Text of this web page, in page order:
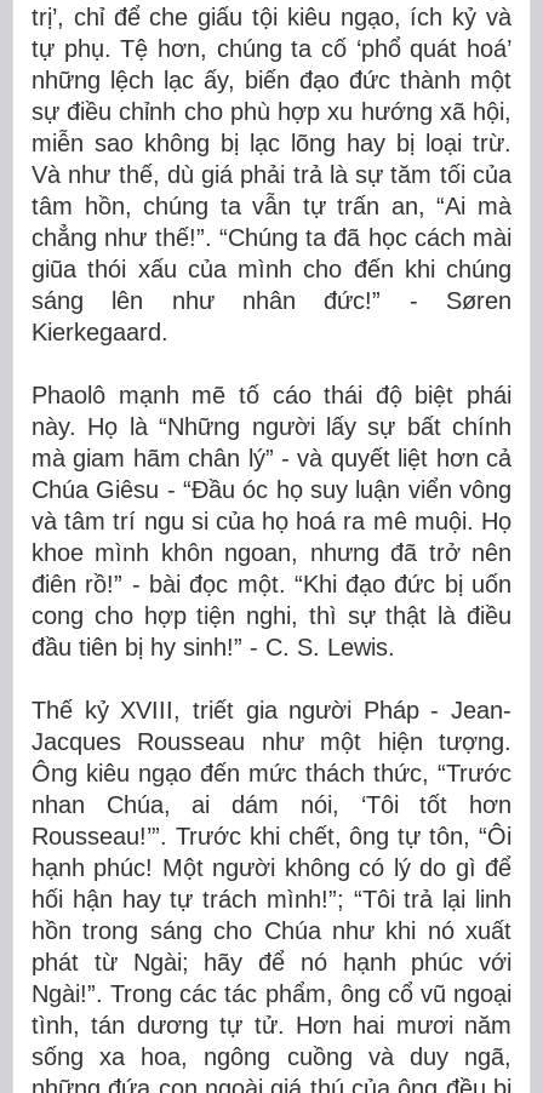
trị’, chỉ để che giấu tội kiêu ngạo, ích kỷ và
tự phụ. Tệ hơn, chúng ta cố ‘phổ quát hoá’
những lệch lạc ấy, biến đạo đức thành một
sự điều chỉnh cho phù hợp xu hướng xã hội,
miễn sao không bị lạc lõng hay bị loại trừ.
Và như thế, dù giá phải trả là sự tăm tối của
tâm hồn, chúng ta vẫn tự trấn an, “Ai mà
chẳng như thế!”. “Chúng ta đã học cách mài
giũa thói xấu của mình cho đến khi chúng
sáng lên như nhân đức!” - Søren
Kierkegaard.
Phaolô mạnh mẽ tố cáo thái độ biệt phái
này. Họ là “Những người lấy sự bất chính
mà giam hãm chân lý” - và quyết liệt hơn cả
Chúa Giêsu - “Đầu óc họ suy luận viển vông
và tâm trí ngu si của họ hoá ra mê muội. Họ
khoe mình khôn ngoan, nhưng đã trở nên
điên rồ!” - bài đọc một. “Khi đạo đức bị uốn
cong cho hợp tiện nghi, thì sự thật là điều
đầu tiên bị hy sinh!” - C. S. Lewis.
Thế kỷ XVIII, triết gia người Pháp - Jean-
Jacques Rousseau như một hiện tượng.
Ông kiêu ngạo đến mức thách thức, “Trước
nhan Chúa, ai dám nói, ‘Tôi tốt hơn
Rousseau!’”. Trước khi chết, ông tự tôn, “Ôi
hạnh phúc! Một người không có lý do gì để
hối hận hay tự trách mình!”; “Tôi trả lại linh
hồn trong sáng cho Chúa như khi nó xuất
phát từ Ngài; hãy để nó hạnh phúc với
Ngài!”. Trong các tác phẩm, ông cổ vũ ngoại
tình, tán dương tự tử. Hơn hai mươi năm
sống xa hoa, ngông cuồng và duy ngã,